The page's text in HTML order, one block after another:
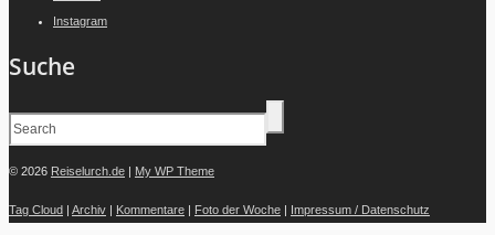
Instagram
Suche
© 2026 Reiselurch.de | My WP Theme
Tag Cloud | Archiv | Kommentare | Foto der Woche | Impressum / Datenschutz